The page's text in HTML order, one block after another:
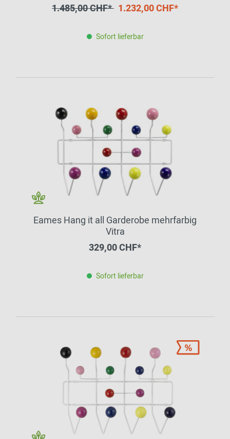
1.485,00 CHF* 1.232,00 CHF*
Sofort lieferbar
Eames Hang it all Garderobe mehrfarbig
Vitra
329,00 CHF*
Sofort lieferbar